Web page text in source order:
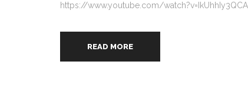
https://www.youtube.com/watch?v=IkUhhIy3QCA
READ MORE